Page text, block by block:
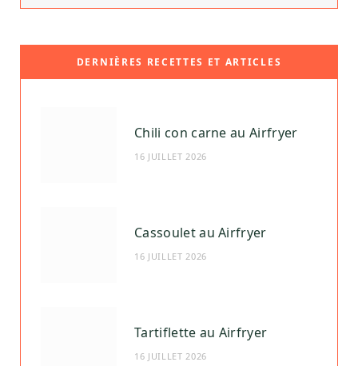
DERNIÈRES RECETTES ET ARTICLES
Chili con carne au Airfryer
16 JUILLET 2026
Cassoulet au Airfryer
16 JUILLET 2026
Tartiflette au Airfryer
16 JUILLET 2026